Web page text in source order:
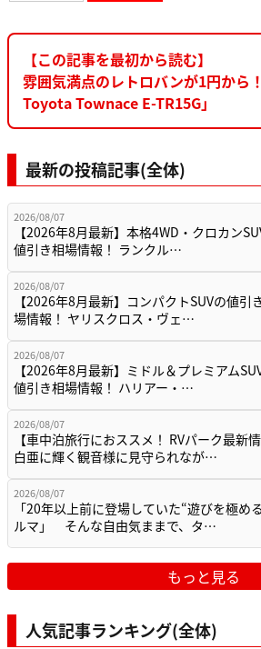
【この記事を最初から読む】
雰囲気満点のレトロバンが1円から
Toyota Townace E-TR15G」
最新の投稿記事(全体)
2026/08/07
【2026年8月最新】本格4WD・クロカン
値引き相場情報！ ランクル…
2026/08/07
【2026年8月最新】コンパクトSUVの値引
場情報！ ヤリスクロス・ヴェ…
2026/08/07
【2026年8月最新】ミドル＆プレミアム
値引き相場情報！ ハリアー・…
2026/08/07
【車中泊旅行におススメ！ RVパーク最新情
白亜に輝く観音様に見守られなが…
2026/08/07
「20年以上前に登場していた“遊びを極め
ルマ」 そんな自由気ままで、タ…
もっと見る
人気記事ランキング(全体)